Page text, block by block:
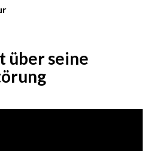
über seine